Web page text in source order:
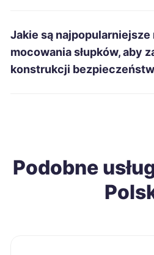
Gniezno
Jakie są najpopularniejsze
mocowania słupków, aby
konstrukcji
Podobne